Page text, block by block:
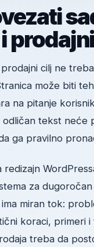
cilj ne
može biti
na pitanje
odličan tekst neće
ga pravilno
redizajn
za
miran tok:
koraci, primeri
treba da